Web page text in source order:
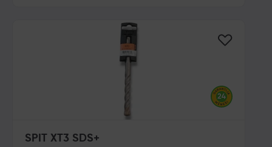
SPIT XT3 SDS+